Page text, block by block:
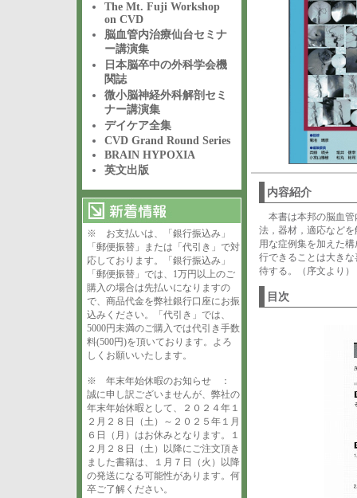
The Mt. Fuji Workshop
on CVD
脳血管内治療仙台セミナ
ー講演集
日本脳卒中の外科学会機
関誌
微小脳神経外科解剖セミ
ナー講演集
デイケア全集
CVD Grand Round Series
BRAIN HYPOXIA
英文出版
※ お支払いは、「銀行振込み」
「郵便振替」または「代引き」で対
応しております。「銀行振込み」
「郵便振替」では、1万円以上のご
購入の場合は先払いになりますの
で、商品代金を弊社銀行口座にお振
込みください。「代引き」では、
5000円未満のご購入では代引き手数
料(500円)を頂いております。よろ
しくお願いいたします。
※ 年末年始休暇のお知らせ ：
誠に申し訳ございませんが、弊社の
年末年始休暇として、２０２４年１
２月２８日（土）～２０２５年１月
６日（月）はお休みとなります。１
２月２８日（土）以降にご注文頂き
ました書籍は、１月７日（火）以降
の発送になる可能性があります。何
卒ご了解ください。
内容紹介
本書は本邦の脳血
法，器材，適応など
用な症例集を加えた
行できることは大き
待する。（序文より）
目次